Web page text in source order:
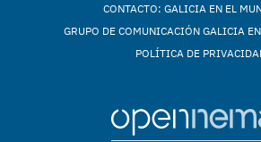
CONTACTO: GALICIA EN EL
GRUPO DE COMUNICACIÓN GALICIA
POLÍTICA DE